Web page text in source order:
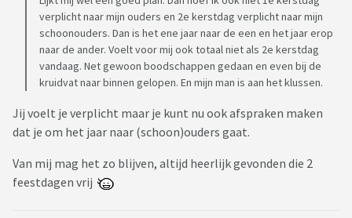
verplicht naar mijn ouders en 2e kerstdag verplicht naar mijn
schoonouders. Dan is het ene jaar naar de een en het jaar erop
naar de ander. Voelt voor mij ook totaal niet als 2e kerstdag
vandaag. Net gewoon boodschappen gedaan en even bij de
kruidvat naar binnen gelopen. En mijn man is aan het klussen.
Jij voelt je verplicht maar je kunt nu ook afspraken maken
dat je om het jaar naar (schoon)ouders gaat.
Van mij mag het zo blijven, altijd heerlijk gevonden die 2
feestdagen vrij